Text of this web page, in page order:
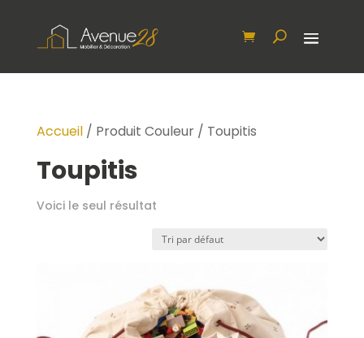
Accueil/ Produit Couleur / Toupitis
Toupitis
Voici le seul résultat